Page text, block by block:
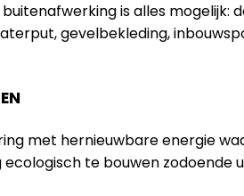
is alles mogelijk:
gevelbekleding,
met hernieuwbare energie
te bouwen zodoende